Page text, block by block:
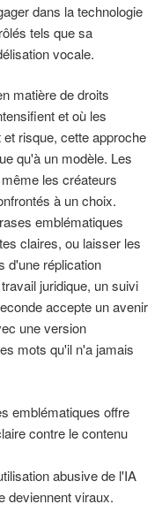
dans la technologie
tels que sa
vocale.
matière de droits
et où les
risque, cette approche
qu'à un modèle. Les
les créateurs
à un choix.
emblématiques
claires, ou laisser les
d'une réplication
juridique, un suivi
accepte un avenir
une version
mots qu'il n'a jamais
emblématiques offre
contre le contenu
abusive de l'IA
deviennent viraux.